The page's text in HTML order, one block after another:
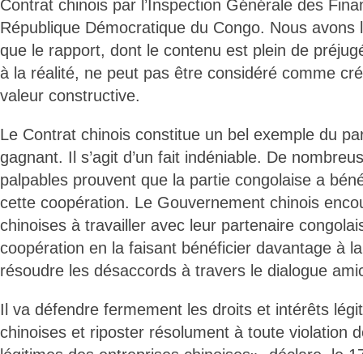
Contrat chinois par l’Inspection Générale des
République Démocratique du Congo. Nous
que le rapport, dont le contenu est plein de
à la réalité, ne peut pas être considéré comme
valeur constructive.
Le Contrat chinois constitue un bel exemple du
gagnant. Il s’agit d’un fait indéniable. De
palpables prouvent que la partie congolaise a
cette coopération. Le Gouvernement chinois
chinoises à travailler avec leur partenaire
coopération en la faisant bénéficier davantage à
résoudre les désaccords à travers le dialogue
Il va défendre fermement les droits et intérêts
chinoises et riposter résolument à toute violation